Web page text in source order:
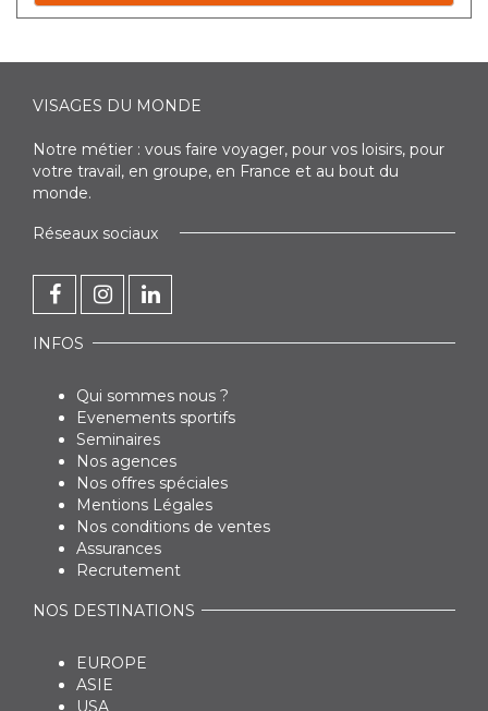
VISAGES DU MONDE
Notre métier : vous faire voyager, pour vos loisirs, pour
votre travail, en groupe, en France et au bout du
monde.
Réseaux sociaux
INFOS
Qui sommes nous ?
Evenements sportifs
Seminaires
Nos agences
Nos offres spéciales
Mentions Légales
Nos conditions de ventes
Assurances
Recrutement
NOS DESTINATIONS
EUROPE
ASIE
USA